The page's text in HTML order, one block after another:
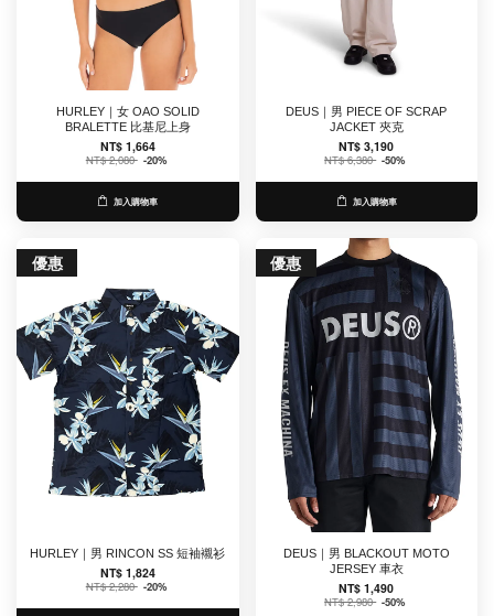
HURLEY｜女 OAO SOLID
BRALETTE 比基尼上身
NT$ 1,664
NT$ 2,080 -20%
加入購物車
DEUS｜男 PIECE OF SCRAP
JACKET 夾克
NT$ 3,190
NT$ 6,380 -50%
加入購物車
優惠
HURLEY｜男 RINCON SS 短袖襯衫
NT$ 1,824
NT$ 2,280 -20%
優惠
DEUS｜男 BLACKOUT MOTO
JERSEY 車衣
NT$ 1,490
NT$ 2,980 -50%